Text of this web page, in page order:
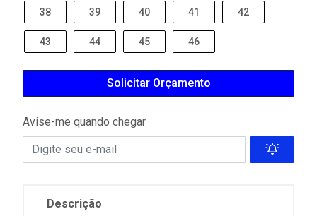
38 39 40 41 42
43 44 45 46
Solicitar Orçamento
Avise-me quando chegar
Descrição